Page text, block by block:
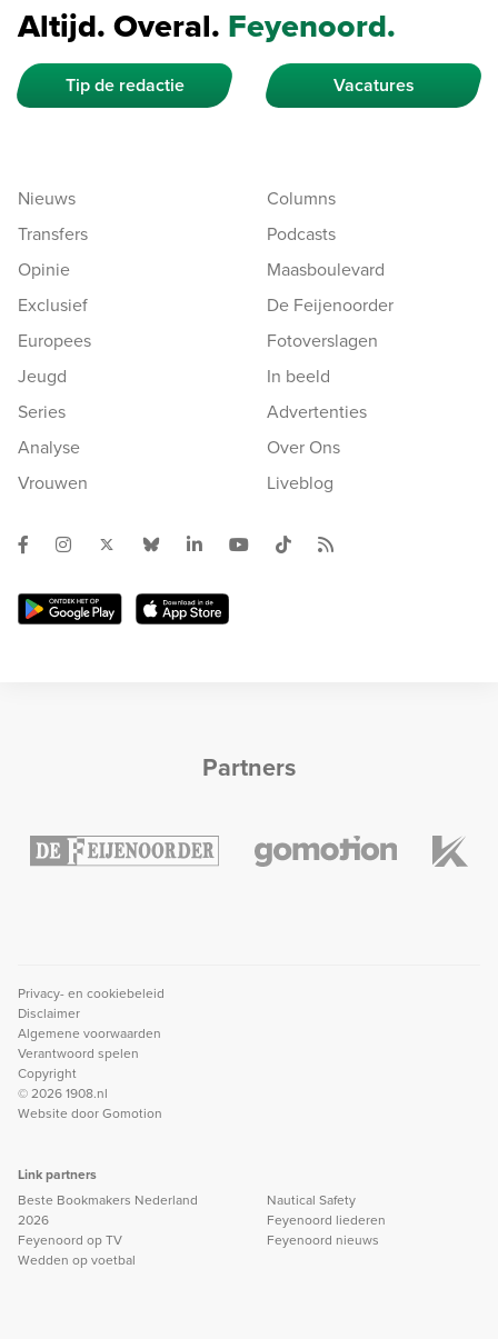
Altijd. Overal. Feyenoord.
Tip de redactie Vacatures
Nieuws
Transfers
Opinie
Exclusief
Europees
Jeugd
Series
Analyse
Vrouwen
Columns
Podcasts
Maasboulevard
De Feijenoorder
Fotoverslagen
In beeld
Advertenties
Over Ons
Liveblog
Partners
Privacy- en cookiebeleid
Disclaimer
Algemene voorwaarden
Verantwoord spelen
Copyright
© 2026 1908.nl
Website doorGomotion
Link partners
Beste Bookmakers Nederland
2026
Feyenoord op TV
Wedden op voetbal
Nautical Safety
Feyenoord liederen
Feyenoord nieuws